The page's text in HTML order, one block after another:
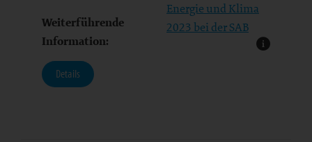
Weiterführende
Information:
Energie und Klima
2023 bei der SAB
Details